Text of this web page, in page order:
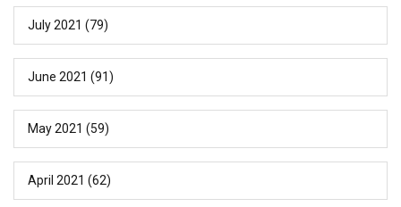
July 2021 (79)
June 2021 (91)
May 2021 (59)
April 2021 (62)